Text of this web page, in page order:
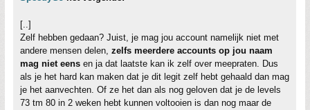
[..]
Zelf hebben gedaan? Juist, je mag jou account namelijk niet met
andere mensen delen, zelfs meerdere accounts op jou naam
mag niet eens en ja dat laatste kan ik zelf over meepraten. Dus
als je het hard kan maken dat je dit legit zelf hebt gehaald dan mag
je het aanvechten. Of ze het dan als nog geloven dat je de levels
73 tm 80 in 2 weken hebt kunnen voltooien is dan nog maar de